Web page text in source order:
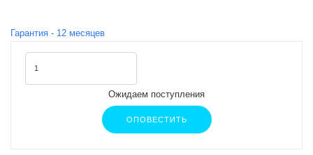
Гарантия - 12 месяцев
Ожидаем поступления
ОПОВЕСТИТЬ